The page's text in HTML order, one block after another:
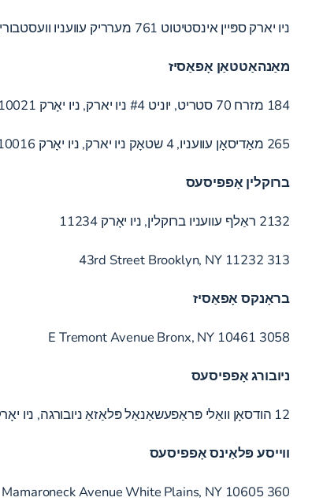
ניו יארק ספּיין אינסטיטוט 761 מערריק עוועניו וועסטבורי, ניו יאָרק 11590
מאַנהאַטטאַן אָפאַסיז
184 מזרח 70 סטריט, יוניט #4 ניו יארק, ניו יאָרק 10021
265 מאַדיסאָן עוועניו, 4 שטאָק ניו יארק, ניו יאָרק 10016
ברוקלין אָפפיסעס
2132 ראַלף עוועניו ברוקלין, ניו יאָרק 11234
313 43rd Street Brooklyn, NY 11232
בראָנקס אָפאַסיז
3058 E Tremont Avenue Bronx, NY 10461
ניובורג אָפפיסעס
12 הודסאָן וואַלי פּראַפעשאַנאַל פּלאַזאַ ניובורגה, ניו יאָרק 12550
ווייסע פּלאַינס אָפפיסעס
360 Mamaroneck Avenue White Plains, NY 10605